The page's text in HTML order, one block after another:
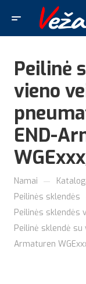
Peilinė
vieno
END-
Namai —
Peilinės sklendės
Peilinės sklendės
Peilinė sklendė su
Armaturen